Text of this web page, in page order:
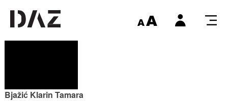
Bjažić Klarin Tamara